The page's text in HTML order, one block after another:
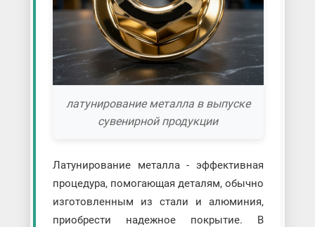
латунирование металла в выпуске
сувенирной продукции
Латунирование металла - эффективная
процедура, помогающая деталям, обычно
изготовленным из стали и алюминия,
приобрести надежное покрытие. В